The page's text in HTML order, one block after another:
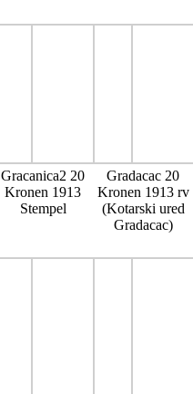
Gracanica2 20
Kronen 1913
Stempel
Gradacac 20
Kronen 1913 rv
(Kotarski ured
Gradacac)